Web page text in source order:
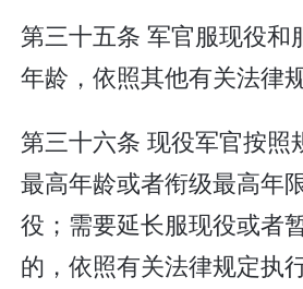
第三十五条 军官服现役和
年龄，依照其他有关法律
第三十六条 现役军官按照
最高年龄或者衔级最高年
役；需要延长服现役或者
的，依照有关法律规定执行